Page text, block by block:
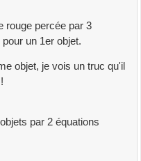
rouge percée par 3
un 1er objet.
objet, je vois un truc qu'il
par 2 équations